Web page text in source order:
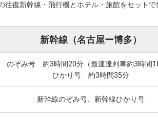
往復新幹線・飛行機とホテル・旅館をセット
新幹線（名古屋ー博多）
のぞみ号 約3時間20分（最速達列車約3時間18
ひかり号 約3時間35分
新幹線のぞみ号、新幹線ひかり号